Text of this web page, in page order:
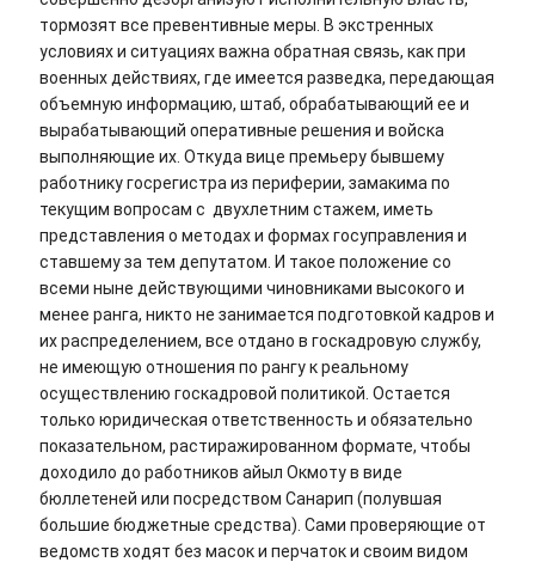
тормозят все превентивные меры. В экстренных
условиях и ситуациях важна обратная связь, как при
военных действиях, где имеется разведка, передающая
объемную информацию, штаб, обрабатывающий ее и
вырабатывающий оперативные решения и войска
выполняющие их. Откуда вице премьеру бывшему
работнику госрегистра из периферии, замакима по
текущим вопросам с двухлетним стажем, иметь
представления о методах и формах госуправления и
ставшему за тем депутатом. И такое положение со
всеми ныне действующими чиновниками высокого и
менее ранга, никто не занимается подготовкой кадров и
их распределением, все отдано в госкадровую службу,
не имеющую отношения по рангу к реальному
осуществлению госкадровой политикой. Остается
только юридическая ответственность и обязательно
показательном, растиражированном формате, чтобы
доходило до работников айыл Окмоту в виде
бюллетеней или посредством Санарип (полувшая
большие бюджетные средства). Сами проверяющие от
ведомств ходят без масок и перчаток и своим видом